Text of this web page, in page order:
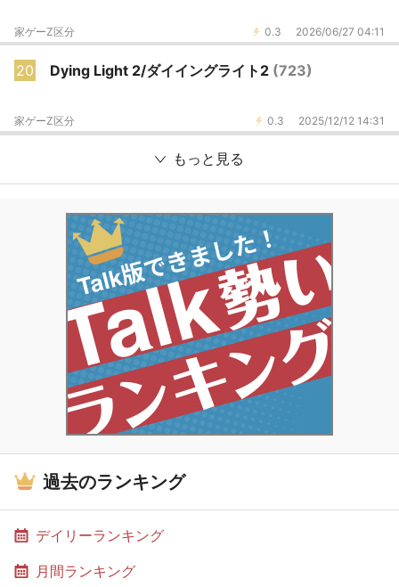
0.3 2026/06/27 04:11
家ゲーZ区分
20 Dying Light 2/ダイイングライト2 (723)
0.3 2025/12/12 14:31
家ゲーZ区分
もっと見る
過去のランキング
デイリーランキング
月間ランキング